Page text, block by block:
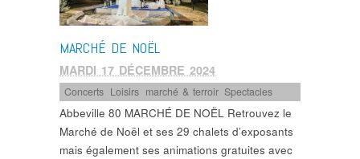
MARCHÉ DE NOËL
MARDI 17 DÉCEMBRE 2024
Concerts Loisirs marché & terroir,Spectacles
Abbeville 80 MARCHÉ DE NOËL Retrouvez le
Marché de Noël et ses 29 chalets d’exposants
mais également ses animations gratuites avec